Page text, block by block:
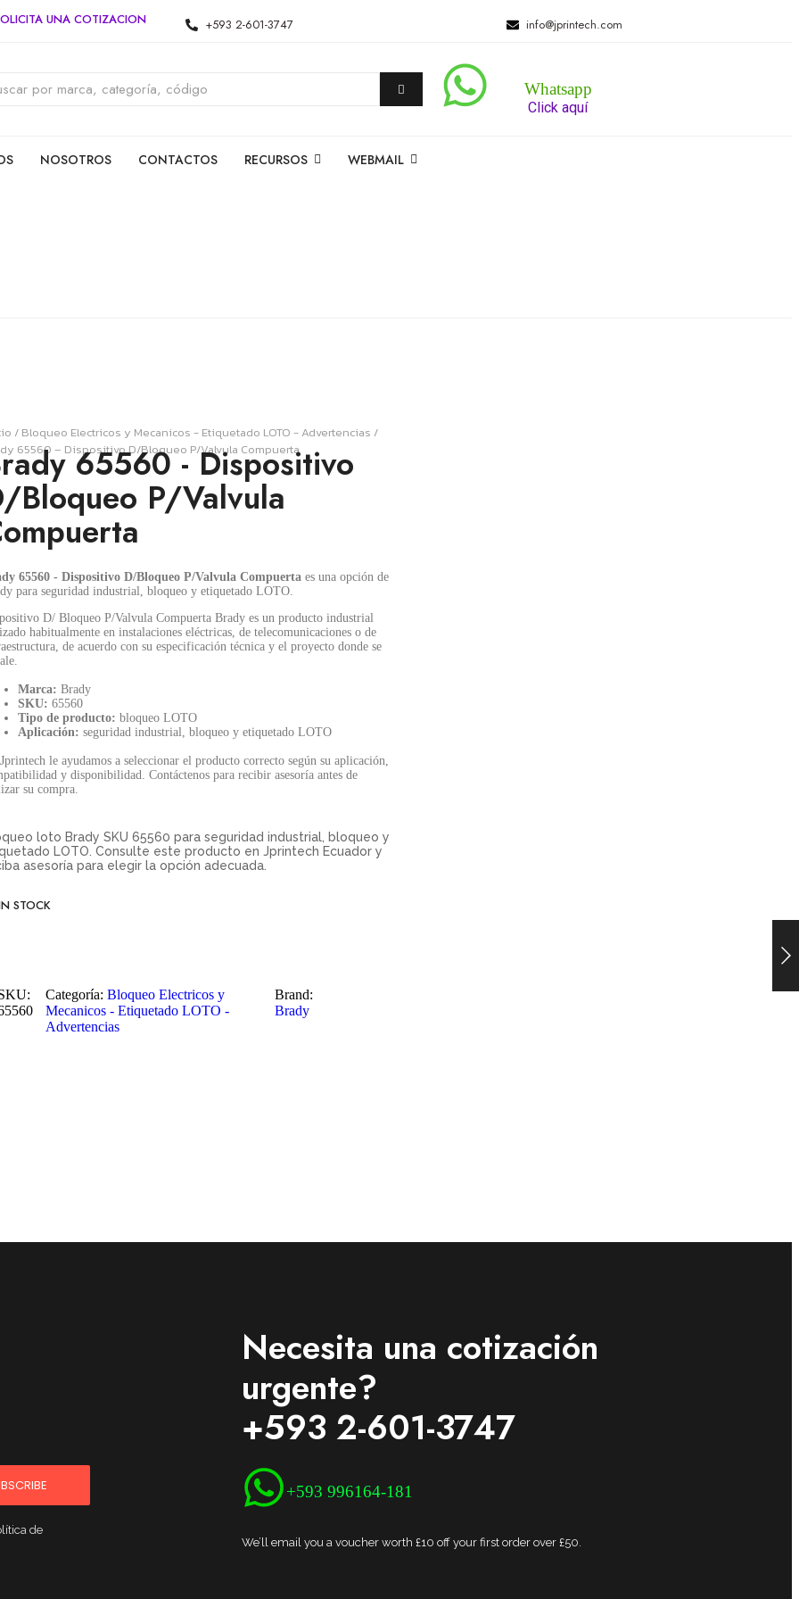
UNA COTIZACION +593 2-601-3747 info@jprintech.com
Whatsapp
Click aquí
NOSOTROS CONTACTOS RECURSOS WEBMAIL
/ Bloqueo Electricos y Mecanicos - Etiquetado LOTO - Advertencias /
65560 – Dispositivo D/Bloqueo P/Valvula Compuerta
65560 - Dispositivo
Bloqueo P/Valvula
65560 - Dispositivo D/Bloqueo P/Valvula Compuertaes una opción de
para seguridad industrial, bloqueo y etiquetado LOTO.
D/ Bloqueo P/Valvula Compuerta Brady es un producto industrial
habitualmente en instalaciones eléctricas, de telecomunicaciones o de
de acuerdo con su especificación técnica y el proyecto donde se
Marca: Brady
SKU: 65560
Tipo de producto: bloqueo LOTO
Aplicación: seguridad industrial, bloqueo y etiquetado LOTO
le ayudamos a seleccionar el producto correcto según su aplicación,
y disponibilidad. Contáctenos para recibir asesoría antes de
su compra.
loto Brady SKU 65560 para seguridad industrial, bloqueo y
LOTO. Consulte este producto en Jprintech Ecuador y
asesoría para elegir la opción adecuada.
STOCK
Categoría: Bloqueo Electricos y
Mecanicos - Etiquetado LOTO -
Advertencias
Brand:
Brady
de
Necesita una cotización
urgente?
+593 2-601-3747
+593 996164-181
We’ll email you a voucher worth £10 off your first order over £50.